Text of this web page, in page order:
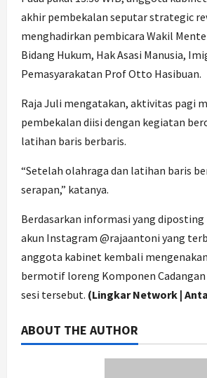
akhir pembekalan seputar strategic
menghadirkan pembicara Wakil
Bidang Hukum, Hak Asasi Manusia,
Pemasyarakatan Prof Otto Hasibuan.
Raja Juli mengatakan, aktivitas pagi
pembekalan diisi dengan kegiatan
latihan baris berbaris.
“Setelah olahraga dan latihan baris
serapan,” katanya.
Berdasarkan informasi yang
akun Instagram @rajaantoni yang
anggota kabinet kembali
bermotif loreng Komponen
sesi tersebut. (Lingkar Network |
ABOUT THE AUTHOR